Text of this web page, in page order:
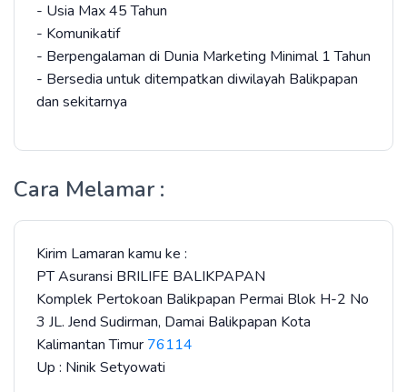
- Usia Max 45 Tahun
- Komunikatif
- Berpengalaman di Dunia Marketing Minimal 1 Tahun
- Bersedia untuk ditempatkan diwilayah Balikpapan
dan sekitarnya
Cara Melamar :
Kirim Lamaran kamu ke :
PT Asuransi BRILIFE BALIKPAPAN
Komplek Pertokoan Balikpapan Permai Blok H-2 No
3 JL. Jend Sudirman, Damai Balikpapan Kota
Kalimantan Timur 76114
Up : Ninik Setyowati